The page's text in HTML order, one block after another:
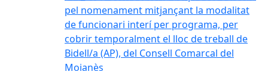
pel nomenament mitjançant la modalitat
de funcionari interí per programa, per
cobrir temporalment el lloc de treball de
Bidell/a (AP), del Consell Comarcal del
Moianès